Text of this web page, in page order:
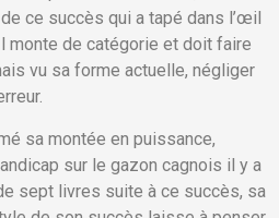
ce succès qui a tapé dans l’œil
monte de catégorie et doit faire
vu sa forme actuelle, négliger
sa montée en puissance,
sur le gazon cagnois il y a
sept livres suite à ce succès, sa